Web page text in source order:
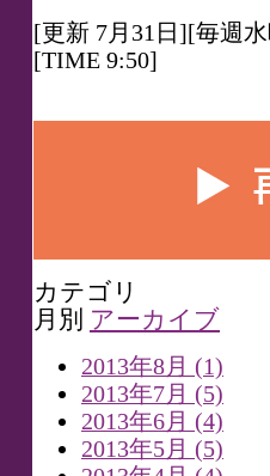
[更新 7月31日][毎週
[TIME 9:50]
カテゴリ
月別 アーカイブ
2013年8月 (1)
2013年7月 (5)
2013年6月 (4)
2013年5月 (5)